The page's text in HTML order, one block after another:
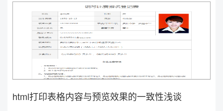
html打印表格内容与预览效果的一致性浅谈